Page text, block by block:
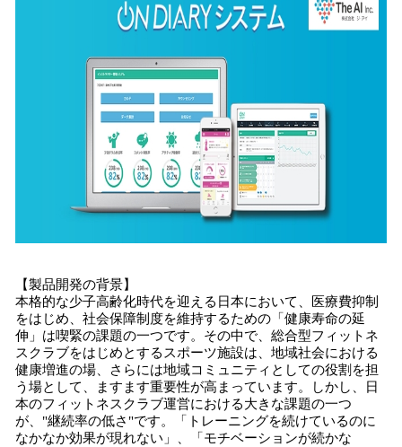
【製品開発の背景】
本格的な少子高齢化時代を迎える日本において、医療費抑制
をはじめ、社会保障制度を維持するための「健康寿命の延
伸」は喫緊の課題の一つです。その中で、総合型フィットネ
スクラブをはじめとするスポーツ施設は、地域社会における
健康増進の場、さらには地域コミュニティとしての役割を担
う場として、ますます重要性が高まっています。しかし、日
本のフィットネスクラブ運営における大きな課題の一つ
が、"継続率の低さ"です。「トレーニングを続けているのに
なかなか効果が現れない」、「モチベーションが続かな